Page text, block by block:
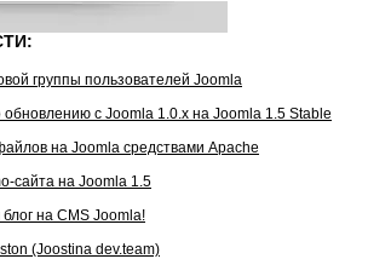
группы пользователей Joomla
обновлению с Joomla 1.0.x на Joomla 1.5 Stable
на Joomla средствами Apache
сайта на Joomla 1.5
на CMS Joomla!
(Joostina dev.team)